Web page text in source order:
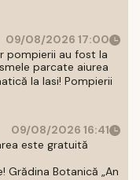
09/08/2026 17:00
pompierii au fost la
parcate aiurea
la Iasi! Pompierii
09/08/2026 16:41
este gratuită
Grădina Botanică „An